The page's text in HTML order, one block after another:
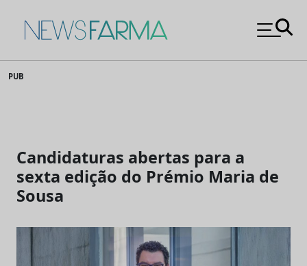
to
News Farma
PUB
Candidaturas abertas para a
sexta edição do Prémio Maria de
Sousa